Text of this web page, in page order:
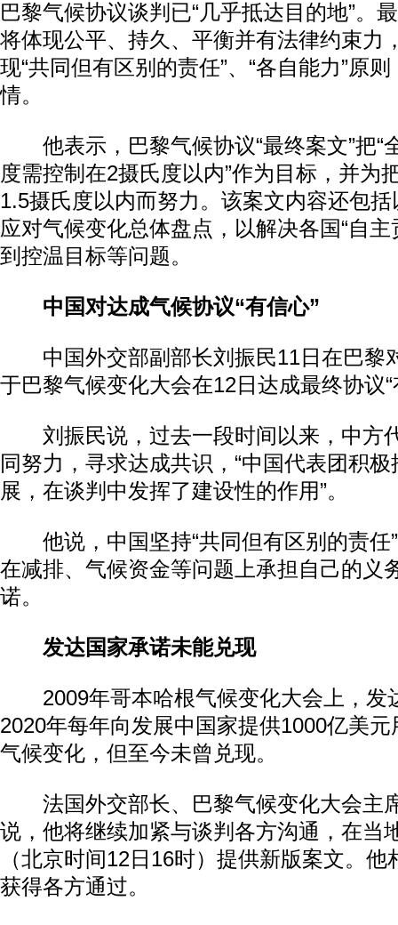
巴黎气候协议谈判已“几乎抵达目的地”。
将体现公平、持久、平衡并有法律约束力
现“共同但有区别的责任”、“各自能力”原
情。
他表示，巴黎气候协议“最终案文”把“
度需控制在2摄氏度以内”作为目标，并为
1.5摄氏度以内而努力。该案文内容还包
应对气候变化总体盘点，以解决各国“自主
到控温目标等问题。
中国对达成气候协议“有信心”
中国外交部副部长刘振民11日在巴黎
于巴黎气候变化大会在12日达成最终协议“
刘振民说，过去一段时间以来，中方
同努力，寻求达成共识，“中国代表团积
展，在谈判中发挥了建设性的作用”。
他说，中国坚持“共同但有区别的责任
在减排、气候资金等问题上承担自己的义
诺。
发达国家承诺未能兑现
2009年哥本哈根气候变化大会上，发
2020年每年向发展中国家提供1000亿美
气候变化，但至今未曾兑现。
法国外交部长、巴黎气候变化大会主
说，他将继续加紧与谈判各方沟通，在当
（北京时间12日16时）提供新版案文。
获得各方通过。